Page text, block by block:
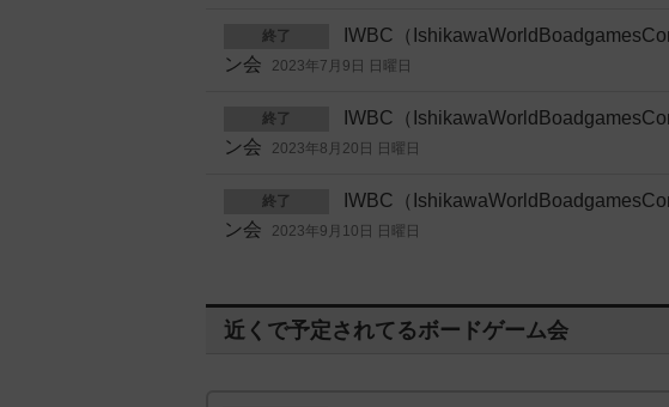
終了
IWBC（
ン会
2023年7月9日 日曜日
終了
IWBC（
ン会
2023年8月20日 日曜日
終了
IWBC（
ン会
2023年9月10日 日曜日
近くで予定されてるボードゲーム会